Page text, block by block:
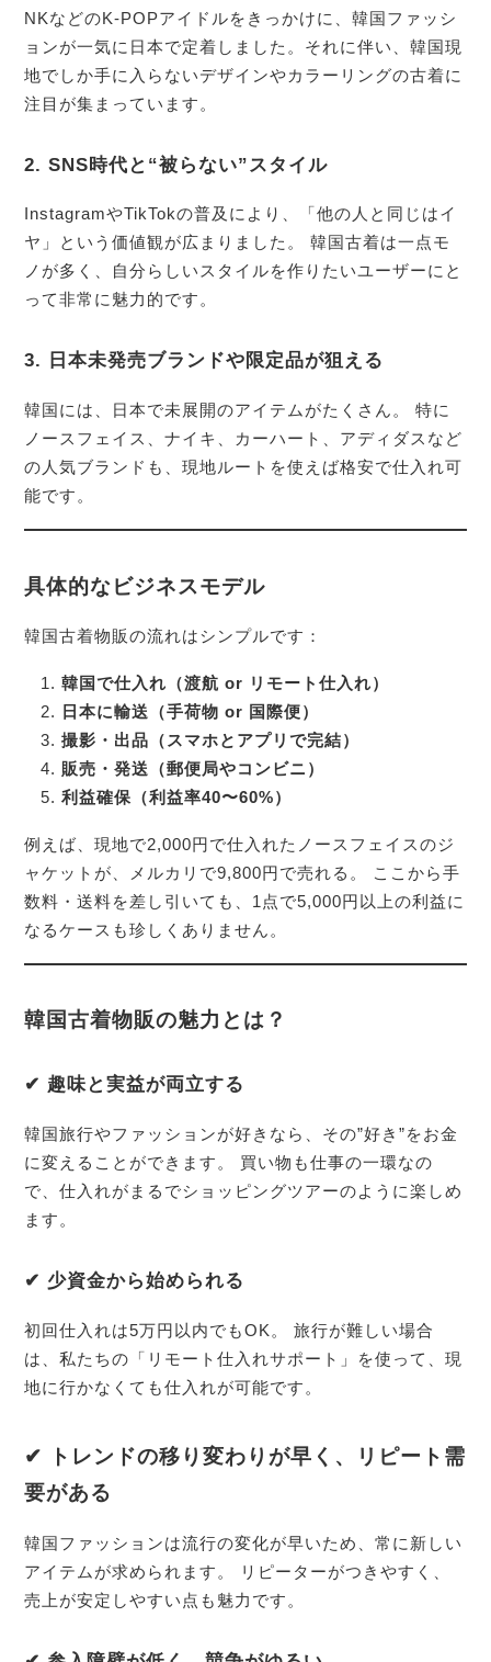
NKなどのK-POPアイドルをきっかけに、韓国ファッシ
ョンが一気に日本で定着しました。それに伴い、韓国現
地でしか手に入らないデザインやカラーリングの古着に
注目が集まっています。
2. SNS時代と“被らない”スタイル
InstagramやTikTokの普及により、「他の人と同じはイ
ヤ」という価値観が広まりました。 韓国古着は一点モ
ノが多く、自分らしいスタイルを作りたいユーザーにと
って非常に魅力的です。
3. 日本未発売ブランドや限定品が狙える
韓国には、日本で未展開のアイテムがたくさん。 特に
ノースフェイス、ナイキ、カーハート、アディダスなど
の人気ブランドも、現地ルートを使えば格安で仕入れ可
能です。
具体的なビジネスモデル
韓国古着物販の流れはシンプルです：
韓国で仕入れ（渡航 or リモート仕入れ）
日本に輸送（手荷物 or 国際便）
撮影・出品（スマホとアプリで完結）
販売・発送（郵便局やコンビニ）
利益確保（利益率40〜60%）
例えば、現地で2,000円で仕入れたノースフェイスのジ
ャケットが、メルカリで9,800円で売れる。 ここから手
数料・送料を差し引いても、1点で5,000円以上の利益に
なるケースも珍しくありません。
韓国古着物販の魅力とは？
✔ 趣味と実益が両立する
韓国旅行やファッションが好きなら、その”好き”をお金
に変えることができます。 買い物も仕事の一環なの
で、仕入れがまるでショッピングツアーのように楽しめ
ます。
✔ 少資金から始められる
初回仕入れは5万円以内でもOK。 旅行が難しい場合
は、私たちの「リモート仕入れサポート」を使って、現
地に行かなくても仕入れが可能です。
✔ トレンドの移り変わりが早く、リピート需
要がある
韓国ファッションは流行の変化が早いため、常に新しい
アイテムが求められます。 リピーターがつきやすく、
売上が安定しやすい点も魅力です。